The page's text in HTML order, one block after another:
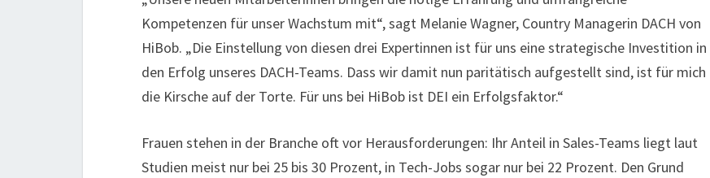
Kompetenzen für unser Wachstum mit“, sagt Melanie Wagner, Country Managerin DACH von
HiBob. „Die Einstellung von diesen drei Expertinnen ist für uns eine strategische Investition in
den Erfolg unseres DACH-Teams. Dass wir damit nun paritätisch aufgestellt sind, ist für mich
die Kirsche auf der Torte. Für uns bei HiBob ist DEI ein Erfolgsfaktor.“
Frauen stehen in der Branche oft vor Herausforderungen: Ihr Anteil in Sales-Teams liegt laut
Studien meist nur bei 25 bis 30 Prozent, in Tech-Jobs sogar nur bei 22 Prozent. Den Grund